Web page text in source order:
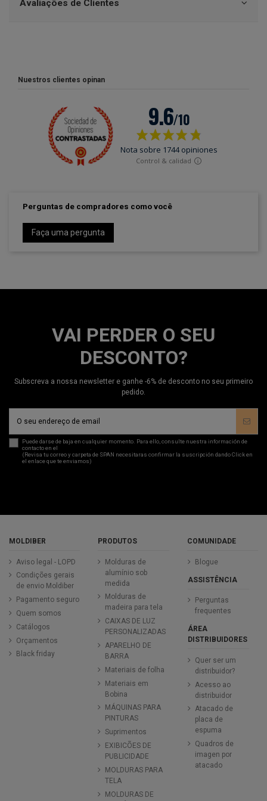
Avaliações de Clientes
Nuestros clientes opinan
Perguntas de compradores como você
Faça uma pergunta
VAI PERDER O SEU
DESCONTO?
Subscreva a nossa newsletter e ganhe -6% de desconto no seu primeiro
pedido.
Puede darse de baja en cualquier momento. Para ello, consulte nuestra información de
contacto en el
(Revisa tu correo y carpeta de SPAN necesitaras confirmar la suscripción dando Click en
el enlace que te enviamos)
MOLDIBER
Aviso legal - LOPD
Condições gerais
de envio Moldiber
Pagamento seguro
Quem somos
Catálogos
Orçamentos
Black friday
PRODUTOS
Molduras de
alumínio sob
medida
Molduras de
madeira para tela
CAIXAS DE LUZ
PERSONALIZADAS
APARELHO DE
BARRA
Materiais de folha
Materiais em
Bobina
MÁQUINAS PARA
PINTURAS
Suprimentos
EXIBICÕES DE
PUBLICIDADE
MOLDURAS PARA
TELA
MOLDURAS DE
COMUNIDADE
Blogue
ASSISTÊNCIA
Perguntas
frequentes
ÁREA
DISTRIBUIDORES
Quer ser um
distribuidor?
Acesso ao
distribuidor
Atacado de
placa de
espuma
Quadros de
imagen por
atacado